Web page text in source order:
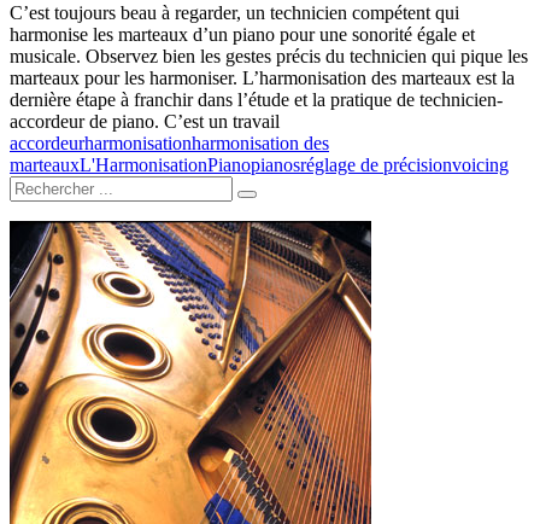
C’est toujours beau à regarder, un technicien compétent qui
harmonise les marteaux d’un piano pour une sonorité égale et
musicale. Observez bien les gestes précis du technicien qui pique les
marteaux pour les harmoniser. L’harmonisation des marteaux est la
dernière étape à franchir dans l’étude et la pratique de technicien-
accordeur de piano. C’est un travail
accordeurharmonisationharmonisation des
marteauxL'HarmonisationPianopianosréglage de précisionvoicing